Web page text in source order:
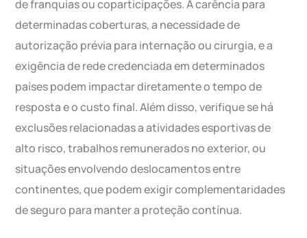
de franquias ou coparticipações. A carência para
determinadas coberturas, a necessidade de
autorização prévia para internação ou cirurgia, e a
exigência de rede credenciada em determinados
países podem impactar diretamente o tempo de
resposta e o custo final. Além disso, verifique se há
exclusões relacionadas a atividades esportivas de
alto risco, trabalhos remunerados no exterior, ou
situações envolvendo deslocamentos entre
continentes, que podem exigir complementaridades
de seguro para manter a proteção contínua.